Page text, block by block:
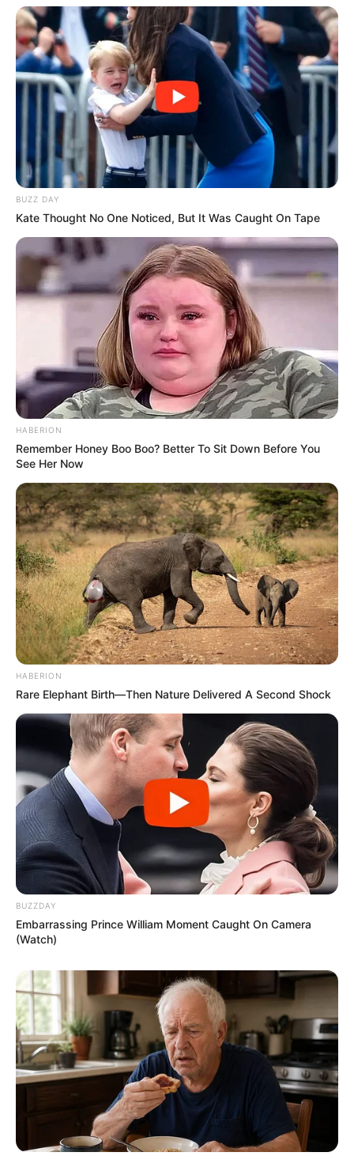
BUZZ DAY
Kate Thought No One Noticed, But It Was Caught On Tape
HABERION
Remember Honey Boo Boo? Better To Sit Down Before You
See Her Now
HABERION
Rare Elephant Birth—Then Nature Delivered A Second Shock
BUZZDAY
Embarrassing Prince William Moment Caught On Camera
(Watch)